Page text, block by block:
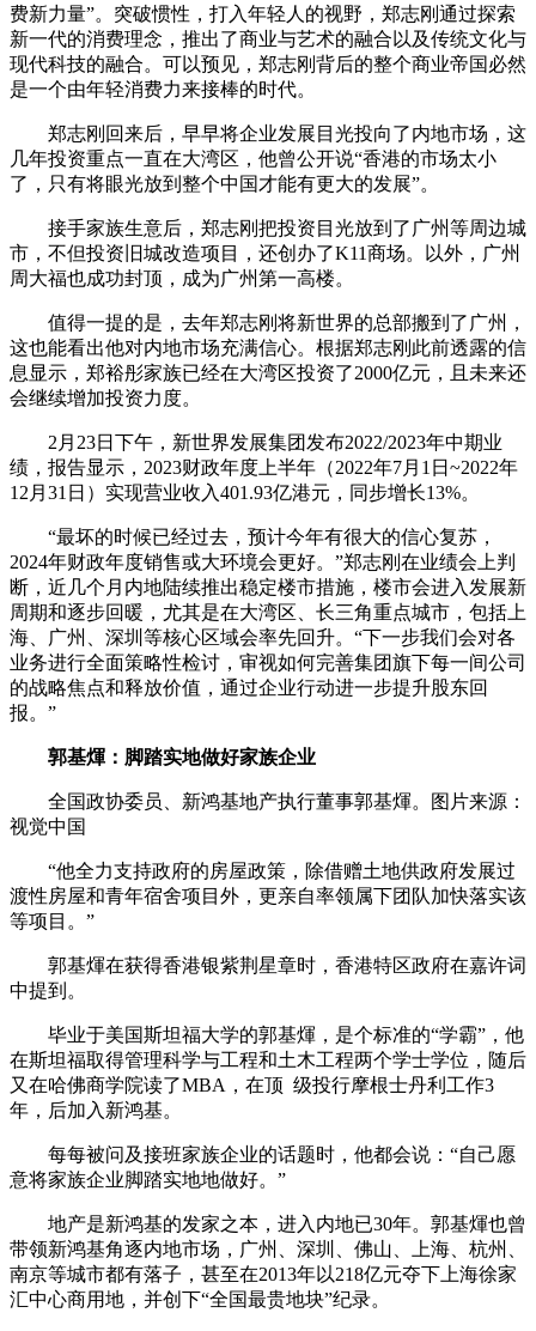
费新力量”。突破惯性，打入年轻人的视野，郑志刚通过探索
新一代的消费理念，推出了商业与艺术的融合以及传统文化与
现代科技的融合。可以预见，郑志刚背后的整个商业帝国必然
是一个由年轻消费力来接棒的时代。
郑志刚回来后，早早将企业发展目光投向了内地市场，这
几年投资重点一直在大湾区，他曾公开说“香港的市场太小
了，只有将眼光放到整个中国才能有更大的发展”。
接手家族生意后，郑志刚把投资目光放到了广州等周边城
市，不但投资旧城改造项目，还创办了K11商场。以外，广州
周大福也成功封顶，成为广州第一高楼。
值得一提的是，去年郑志刚将新世界的总部搬到了广州，
这也能看出他对内地市场充满信心。根据郑志刚此前透露的信
息显示，郑裕彤家族已经在大湾区投资了2000亿元，且未来还
会继续增加投资力度。
2月23日下午，新世界发展集团发布2022/2023年中期业
绩，报告显示，2023财政年度上半年（2022年7月1日~2022年
12月31日）实现营业收入401.93亿港元，同步增长13%。
“最坏的时候已经过去，预计今年有很大的信心复苏，
2024年财政年度销售或大环境会更好。”郑志刚在业绩会上判
断，近几个月内地陆续推出稳定楼市措施，楼市会进入发展新
周期和逐步回暖，尤其是在大湾区、长三角重点城市，包括上
海、广州、深圳等核心区域会率先回升。“下一步我们会对各
业务进行全面策略性检讨，审视如何完善集团旗下每一间公司
的战略焦点和释放价值，通过企业行动进一步提升股东回
报。”
郭基煇：脚踏实地做好家族企业
全国政协委员、新鸿基地产执行董事郭基煇。图片来源：
视觉中国
“他全力支持政府的房屋政策，除借赠土地供政府发展过
渡性房屋和青年宿舍项目外，更亲自率领属下团队加快落实该
等项目。”
郭基煇在获得香港银紫荆星章时，香港特区政府在嘉许词
中提到。
毕业于美国斯坦福大学的郭基煇，是个标准的“学霸”，他
在斯坦福取得管理科学与工程和土木工程两个学士学位，随后
又在哈佛商学院读了MBA，在顶 级投行摩根士丹利工作3
年，后加入新鸿基。
每每被问及接班家族企业的话题时，他都会说：“自己愿
意将家族企业脚踏实地地做好。”
地产是新鸿基的发家之本，进入内地已30年。郭基煇也曾
带领新鸿基角逐内地市场，广州、深圳、佛山、上海、杭州、
南京等城市都有落子，甚至在2013年以218亿元夺下上海徐家
汇中心商用地，并创下“全国最贵地块”纪录。